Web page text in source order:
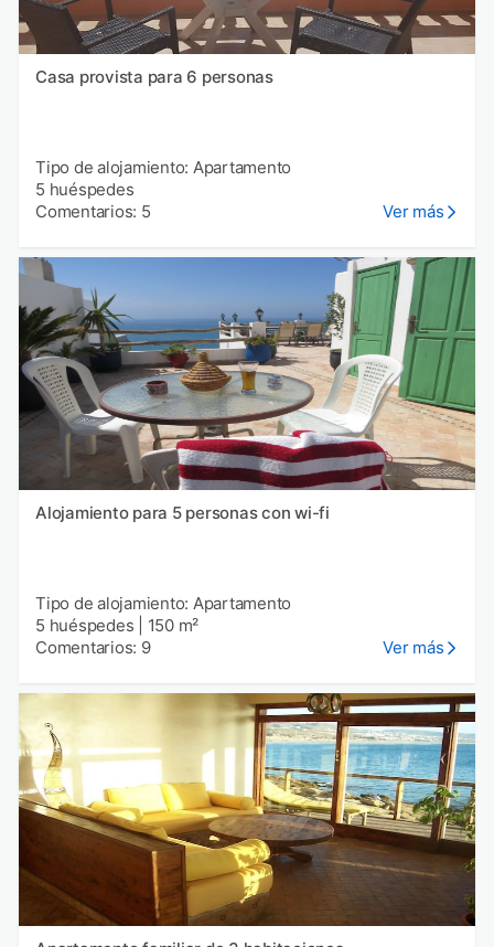
Casa provista para 6 personas
Tipo de alojamiento: Apartamento
5 huéspedes
Comentarios: 5
Ver más
Alojamiento para 5 personas con wi-fi
Tipo de alojamiento: Apartamento
5 huéspedes
150 m²
Comentarios: 9
Ver más